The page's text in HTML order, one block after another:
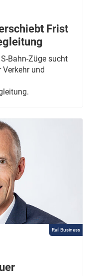
Frist
Bahn-Züge sucht
und
Rail Business